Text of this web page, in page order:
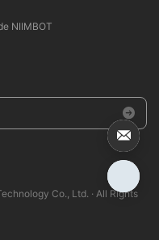
NIIMBOT
Co., Ltd. · All Rights